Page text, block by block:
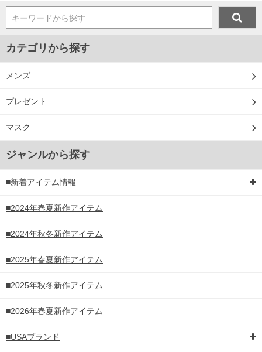
キーワードから探す
カテゴリから探す
メンズ
プレゼント
マスク
ジャンルから探す
■新着アイテム情報
■2024年春夏新作アイテム
■2024年秋冬新作アイテム
■2025年春夏新作アイテム
■2025年秋冬新作アイテム
■2026年春夏新作アイテム
■USAブランド